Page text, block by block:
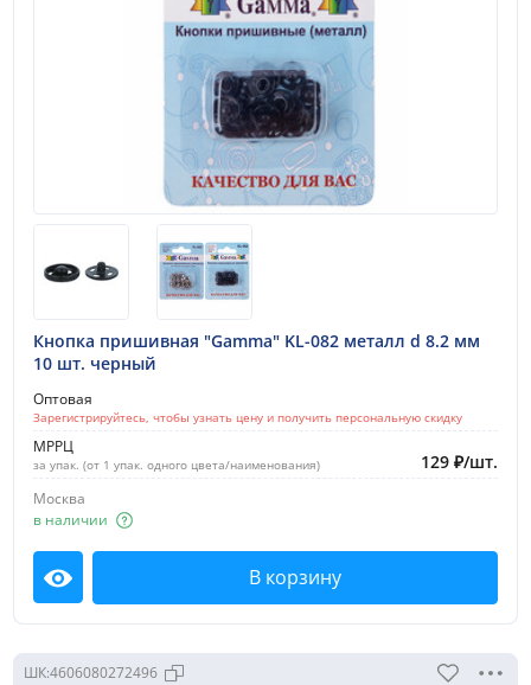
Кнопка пришивная "Gamma" KL-082 металл d 8.2 мм
10 шт. черный
Оптовая
Зарегистрируйтесь, чтобы узнать цену и получить персональную скидку
МРРЦ
за упак. (от 1 упак. одного цвета/наименования) 129 ₽/шт.
Москва
в наличии
Посмотреть В корзину
ШК:4606080272496